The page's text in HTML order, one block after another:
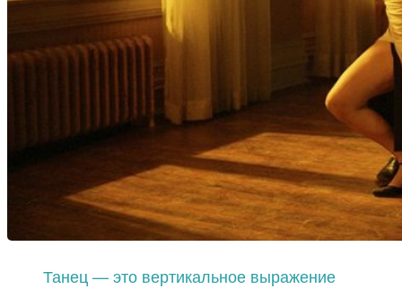
Танец — это вертикальное выражение